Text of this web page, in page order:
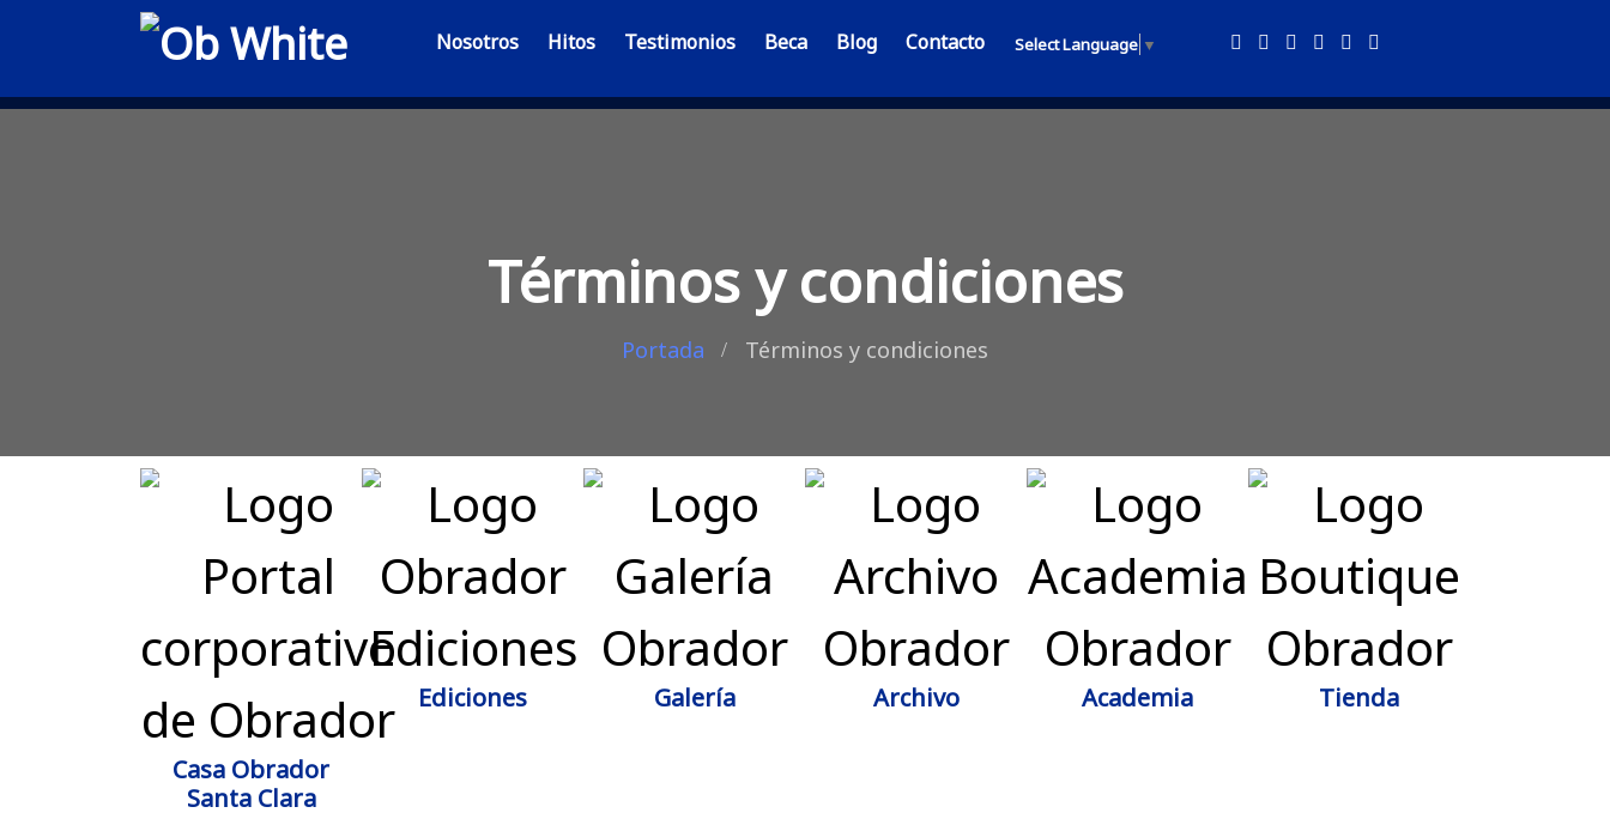
Nosotros Hitos Testimonios Beca Blog Contacto Select Language ▼
Términos y condiciones
Portada Términos y condiciones
Casa Obrador
Santa Clara
Ediciones Galería Archivo Academia Tienda